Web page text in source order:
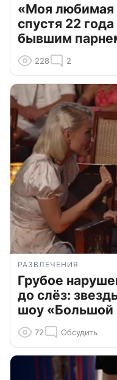
«Моя любимая
спустя 22
бывшим
228 2
РАЗВЛЕЧЕНИЯ
Грубое
до слёз:
шоу «Большой
72 Обсудить